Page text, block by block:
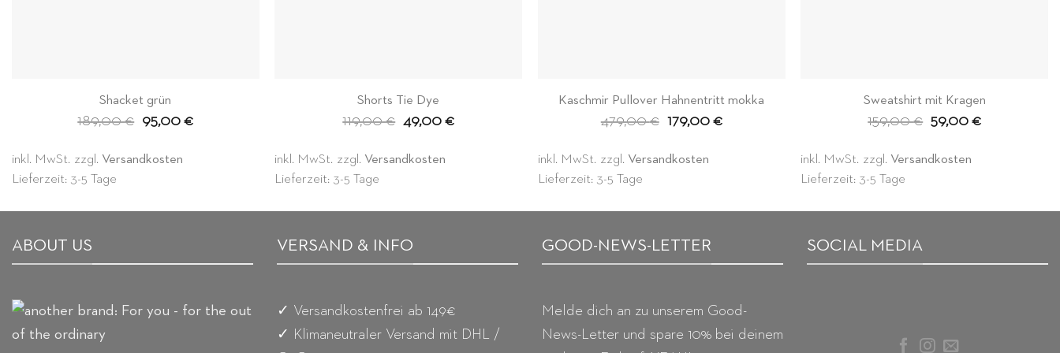
Shacket grün
189,00€
Ursprünglicher
189,00 €
95,00€Aktueller
inkl. MwSt. zzgl. Versandkosten
Lieferzeit: 3-5 Tage
Shorts Tie Dye
119,00€
Ursprünglicher
Preis
119,00 €
49,00€Aktueller
inkl. MwSt. zzgl. Versandkosten
Lieferzeit: 3-5 Tage
Kaschmir Pullover Hahnentritt mokka
479,00€
Ursprünglicher
479,00 €
179,00 €Aktueller
inkl. MwSt. zzgl. Versandkosten
Lieferzeit: 3-5 Tage
Sweatshirt mit Kragen
159,00€
Ursprünglicher
159,00 €
59,00€Aktueller
inkl. MwSt. zzgl. Versandkosten
Lieferzeit: 3-5 Tage
ABOUT US VERSAND & INFO
✓ Versandkostenfrei ab 149€
✓ Klimaneutraler Versand mit DHL /
GOOD-NEWS-LETTER
Melde dich an zu unserem Good-
News-Letter und spare 10% bei deinem
SOCIAL MEDIA